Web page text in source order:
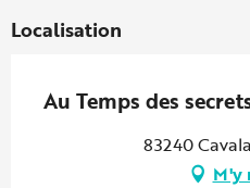
Localisation
Au Temps des
83240
M'y